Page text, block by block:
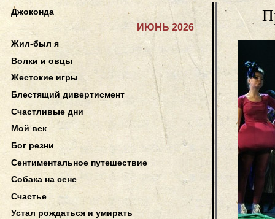
Джоконда
ИЮНЬ 2026
Жил-был я
Волки и овцы
Жестокие игры
Блестящий дивертисмент
Счастливые дни
Мой век
Бог резни
Сентиментальное путешествие
Собака на сене
Счастье
Устал рождаться и умирать